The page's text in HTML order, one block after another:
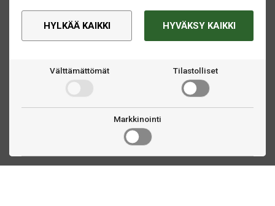
HYLKÄÄ KAIKKI HYVÄKSY KAIKKI
Välttämättömät Tilastolliset
Markkinointi